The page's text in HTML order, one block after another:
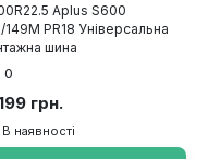
Aplus S600
149M PR18 Універсальна
шина
0
грн.
В наявності